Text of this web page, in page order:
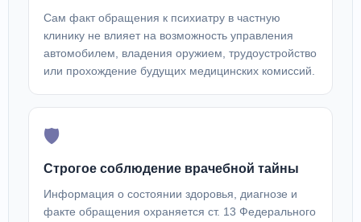
Сам факт обращения к психиатру в частную
клинику не влияет на возможность управления
автомобилем, владения оружием, трудоустройство
или прохождение будущих медицинских комиссий.
🛡️
Строгое соблюдение врачебной тайны
Информация о состоянии здоровья, диагнозе и
факте обращения охраняется ст. 13 Федерального